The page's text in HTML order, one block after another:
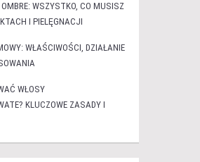
WSZYSTKO, CO MUSISZ
I PIELĘGNACJI
WŁAŚCIWOŚCI, DZIAŁANIE
WŁOSY
KLUCZOWE ZASADY I